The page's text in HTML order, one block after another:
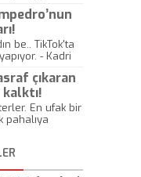
be.. TikTok'ta
- Kadri
çıkaran
En ufak bir
pahalıya
- Kayhan